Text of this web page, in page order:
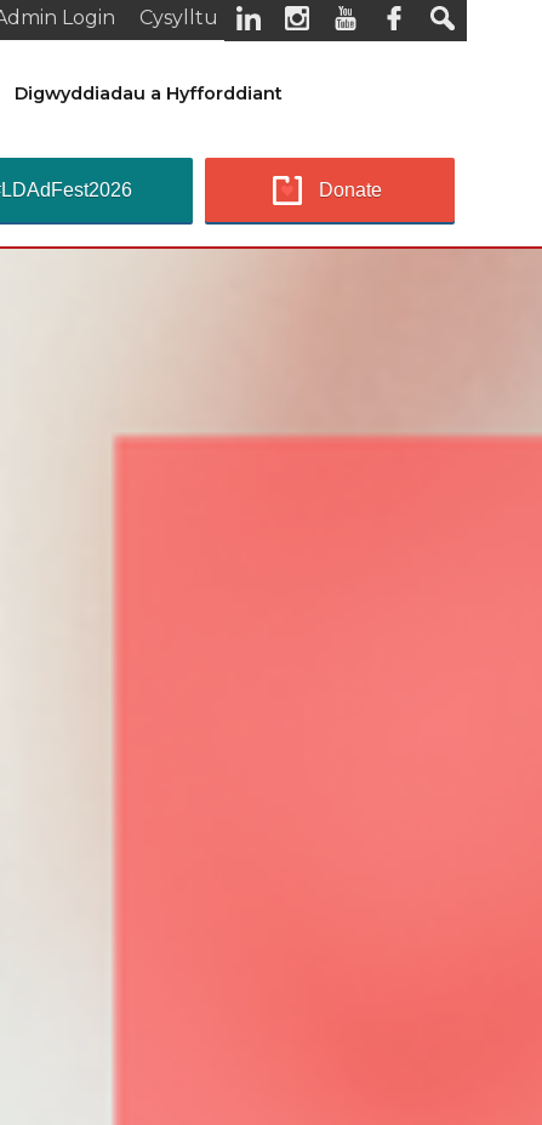
Cysylltu
Login
Digwyddiadau a Hyfforddiant
Donate